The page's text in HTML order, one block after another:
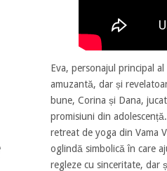
Eva, personajul principal
amuzantă, dar și
bune, Corina și Dana,
promisiuni din
retreat de yoga din Vama
oglindă simbolică în care
regleze cu sinceritate, dar